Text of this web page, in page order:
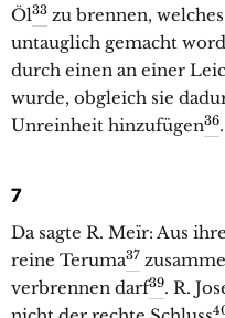
Öl33 zu brennen,
untauglich gemacht
durch einen an einer
wurde, obgleich sie
Unreinheit hinzufügen36.
7
Da sagte R. Meïr: Aus
reine Teruma37
verbrennen darf39. R.